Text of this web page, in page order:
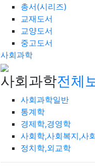
총서(시리즈)
교재도서
교양도서
중고도서
사회과학
사회과학전체
사회과학일반
통계학
경제학,경영학
사회학,사회복지,사
정치학,외교학